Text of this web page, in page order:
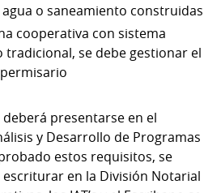
o saneamiento construidas
cooperativa con sistema
se debe gestionar el
presentarse en el
y Desarrollo de Programas
estos requisitos, se
en la División Notarial